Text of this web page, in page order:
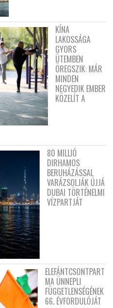
KÍNA
LAKOSSÁGA
GYORS
ÜTEMBEN
ÖREGSZIK: MÁR
MINDEN
NEGYEDIK EMBER
KÖZELÍT A
80 MILLIÓ
DIRHAMOS
BERUHÁZÁSSAL
VARÁZSOLJÁK ÚJJÁ
DUBAI TÖRTÉNELMI
VÍZPARTJÁT
ELEFÁNTCSONTPART
MA ÜNNEPLI
FÜGGETLENSÉGÉNEK
66. ÉVFORDULÓJÁT